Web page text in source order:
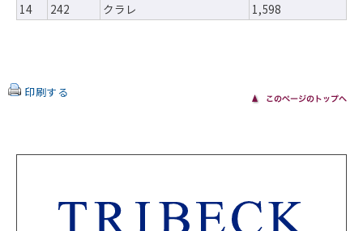
14
242 クラレ 1,598
印刷する